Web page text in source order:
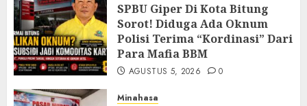
SPBU Giper Di Kota Bitung
Sorot! Diduga Ada Oknum
Polisi Terima “Kordinasi” Dari
Para Mafia BBM
AGUSTUS 5, 2026 0
Minahasa